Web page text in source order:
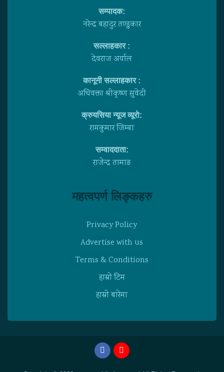
सम्पादक:
नरेन्द्र बहादुर तण्डुकार
सल्लाहकार :
देवराज अर्याल
कानूनी सल्लाहकार :
अधिवक्ता श्रीकृष्ण सुवेदी
क्रुयसिया न्यूज व्यूराे:
रामकुमार जिम्बा
सम्वाददाता:
राजेन्द्र तामाङ
महत्वपर्ण लिङ्कहरु
Privacy Policy
Advertise with us
Terms & Conditions
हाम्राे टिम
हाम्राे बारेमा